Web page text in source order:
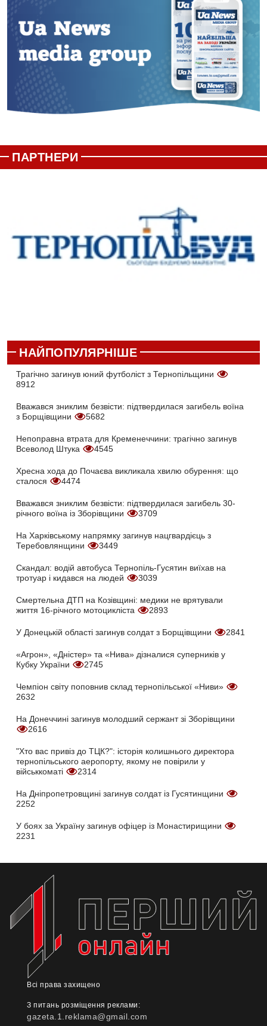
ПАРТНЕРИ
НАЙПОПУЛЯРНІШЕ
Трагічно загинув юний футболіст з Тернопільщини
8912
Вважався зниклим безвісти: підтвердилася загибель воїна
з Борщівщини
5682
Непоправна втрата для Кременеччини: трагічно загинув
Всеволод Штука
4545
Хресна хода до Почаєва викликала хвилю обурення: що
сталося
4474
Вважався зниклим безвісти: підтвердилася загибель 30-
річного воїна із Зборівщини
3709
На Харківському напрямку загинув нацгвардієць з
Теребовлянщини
3449
Скандал: водій автобуса Тернопіль-Гусятин виїхав на
тротуар і кидався на людей
3039
Смертельна ДТП на Козівщині: медики не врятували
життя 16-річного мотоцикліста
2893
У Донецькій області загинув солдат з Борщівщини 2841
«Агрон», «Дністер» та «Нива» дізналися суперників у
Кубку України
2745
Чемпіон світу поповнив склад тернопільської «Ниви»
2632
На Донеччині загинув молодший сержант зі Зборівщини
2616
"Хто вас привіз до ТЦК?": історія колишнього директора
тернопільського аеропорту, якому не повірили у
військкоматі
2314
На Дніпропетровщині загинув солдат із Гусятинщини
2252
У боях за Україну загинув офіцер із Монастирищини
2231
Всі права захищено
З питань розміщення реклами:
gazeta.1.reklama@gmail.com